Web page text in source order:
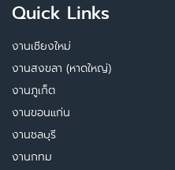
Quick Links
งานเชียงใหม่
งานสงขลา (หาดใหญ่)
งานภูเก็ต
งานขอนแก่น
งานชลบุรี
งานกทม